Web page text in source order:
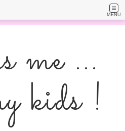
MENU
me ...
kids !